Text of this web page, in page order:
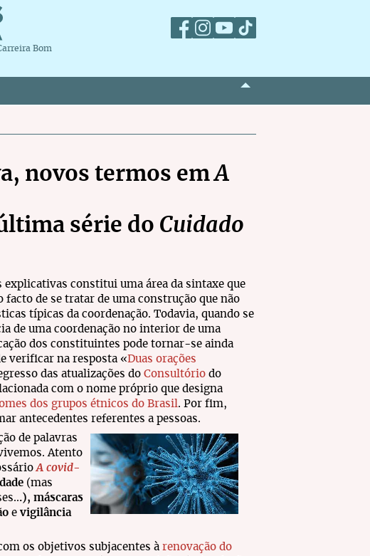
Bom
novos termos emA
série do Cuidado
explicativas constitui uma área da sintaxe que
facto de se tratar de uma construção que não
típicas da coordenação. Todavia, quando se
de uma coordenação no interior de uma
dos constituintes pode tornar-se ainda
verificar na resposta «Duas orações
das atualizações do Consultório do
com o nome próprio que designa
dos grupos étnicos do Brasil. Por fim,
antecedentes referentes a pessoas.
de palavras
Atento
A covid-
(mas
.), máscaras
e vigilância
os objetivos subjacentes à renovação do